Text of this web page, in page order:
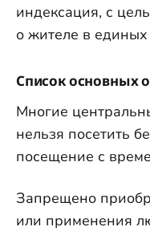
индексация, с
о жителе в
Список основных
Многие
нельзя посетить
посещение с
Запрещено
или применения